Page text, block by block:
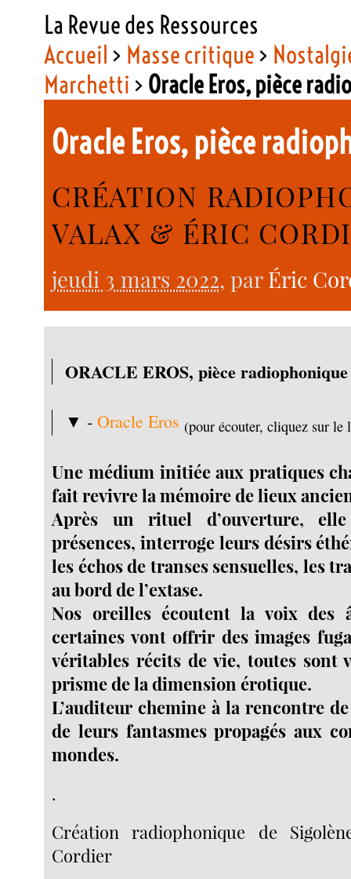
La Revue des Ressources
Accueil > Masse critique>
Marchetti > Oracle Eros, pièce
Oracle Eros, pièce
CRÉATION
VALAX & ÉRIC
jeudi 3 mars 2022, parÉric
ORACLE EROS, pièce radiophonique
▼ - Oracle Eros (pour écouter, cliquez sur le
Une médium initiée aux pratiques
fait revivre la mémoire de lieux
Après un rituel d’ouverture,
présences, interroge leurs désirs
les échos de transes sensuelles, les
au bord de l’extase.
Nos oreilles écoutent la voix des
certaines vont offrir des images
véritables récits de vie, toutes sont
prisme de la dimension érotique.
L’auditeur chemine à la rencontre
de leurs fantasmes propagés aux
mondes.
.
Création radiophonique de
Cordier